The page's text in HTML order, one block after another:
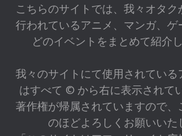
こちらのサイトでは、我々オタ
行われているアニメ、マンガ、ゲ
どのイベントをまとめて紹介し
我々のサイトにて使用されている
はすべて © から右に表示されて
著作権が帰属されていますので、
のほどよろしくお願いいた